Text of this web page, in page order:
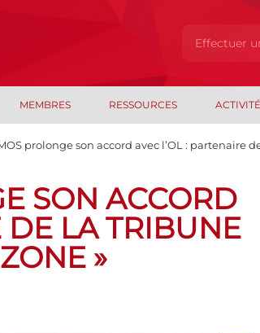
MEMBRES RESSOURCES
prolonge son accord avec l’OL : partenaire
SON ACCORD
DE LA TRIBUNE
»